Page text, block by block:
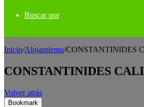
Buscar por
Inicio/Alojamiento/CONSTANTINIDES
CONSTANTINIDES
Volver atrás
Bookmark